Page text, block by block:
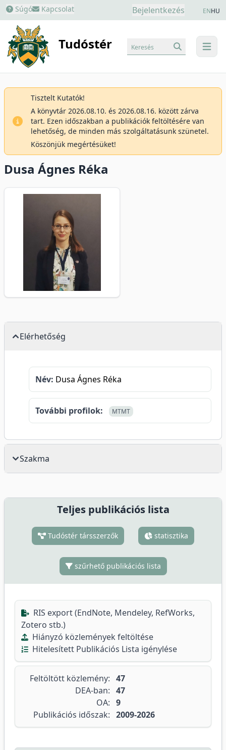
Súgó Kapcsolat Bejelentkezés ENHU
Tudóstér menu
Keresés
Tisztelt Kutatók!
A könyvtár 2026.08.10. és 2026.08.16. között zárva
tart. Ezen időszakban a publikációk feltöltésére van
lehetőség, de minden más szolgáltatásunk szünetel.
Köszönjük megértésüket!
Dusa Ágnes Réka
Elérhetőség
Név: Dusa Ágnes Réka
További profilok: MTMT
Szakma
Teljes publikációs lista
Tudóstér társszerzők statisztika
szűrhető publikációs lista
RIS export (EndNote, Mendeley, RefWorks,
Zotero stb.)
Hiányzó közlemények feltöltése
Hitelesített Publikációs Lista igénylése
Feltöltött közlemény: 47
DEA-ban: 47
OA: 9
Publikációs időszak: 2009-2026